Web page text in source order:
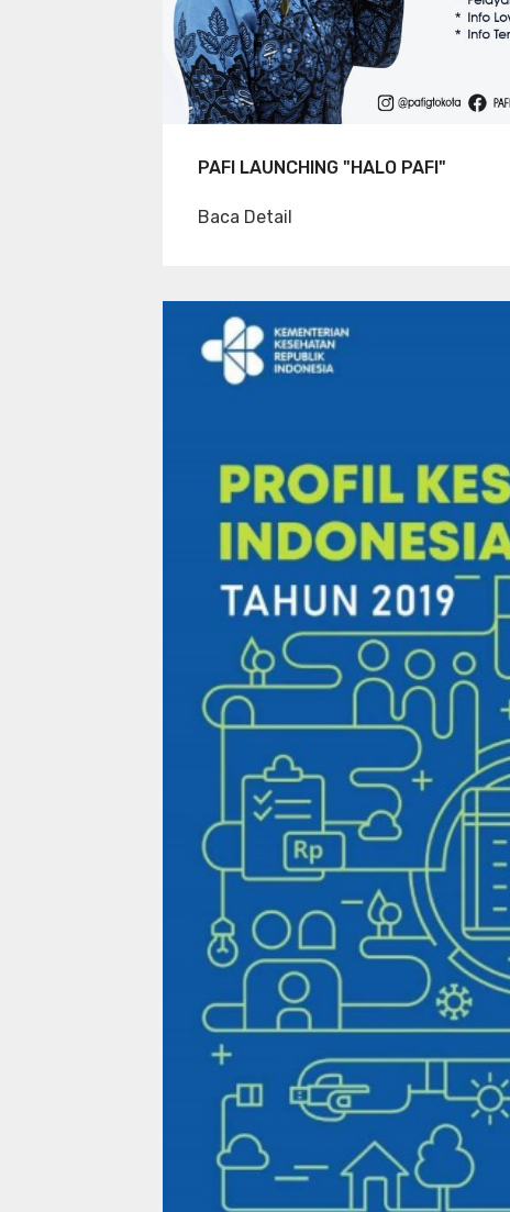
PAFI LAUNCHING "HALO PAFI"
Baca Detail